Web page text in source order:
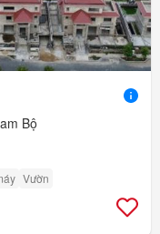
Bộ
Vườn